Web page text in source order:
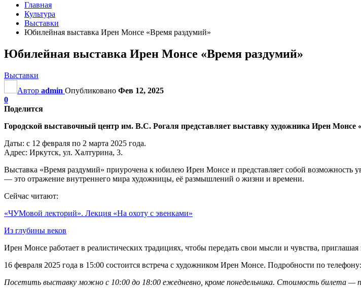
Главная
Культура
Выставки
Юбилейная выставка Ирен Монсе «Время раздумий»
Юбилейная выставка Ирен Монсе «Время раздумий»
Выставки
Автор admin Опубликовано Фев 12, 2025
0
Поделится
Городской выставочный центр им. В.С. Рогаля представляет выставку художника Ирен Монсе
Даты: с 12 февраля по 2 марта 2025 года.
Адрес: Иркутск, ул. Халтурина, 3.
Выставка «Время раздумий» приурочена к юбилею Ирен Монсе и представляет собой возможность
— это отражение внутреннего мира художницы, её размышлений о жизни и времени.
Сейчас читают:
«ЧУМовой лекторий». Лекция «На охоту с эвенками»
Из глубины веков
Ирен Монсе работает в реалистических традициях, чтобы передать свои мысли и чувства,
16 февраля 2025 года в 15:00 состоится встреча с художником Ирен Монсе. Подробности по
Посетить выставку можно с 10:00 до 18:00 ежедневно, кроме понедельника. Стоимость билета —